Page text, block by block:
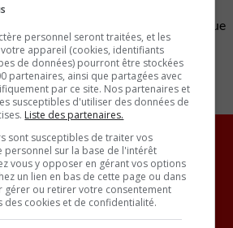
si de futurs coupés ou roadsters
Des prototypes d’un coupé électrique
mais aucune annonce officielle n’a
toutefois une nouvelle ère
et la rentabilité, au détriment de la
longtemps défini la marque.
de carscoops
vous à l'infolettre.
personnel seront traitées, et les
appareil (cookies, identifiants
de données) pourront être stockées
partenaires, ainsi que partagées avec
par ce site. Nos partenaires et
susceptibles d'utiliser des données de
Liste des partenaires.
sont susceptibles de traiter vos
personnel sur la base de l'intérêt
vous y opposer en gérant vos options
un lien en bas de cette page ou dans
gérer ou retirer votre consentement
des cookies et de confidentialité.